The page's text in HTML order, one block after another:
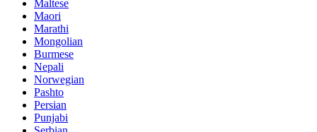
Maltese
Maori
Marathi
Mongolian
Burmese
Nepali
Norwegian
Pashto
Persian
Punjabi